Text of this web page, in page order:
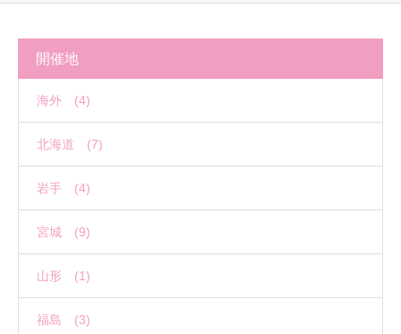
開催地
海外 (4)
北海道 (7)
岩手 (4)
宮城 (9)
山形 (1)
福島 (3)